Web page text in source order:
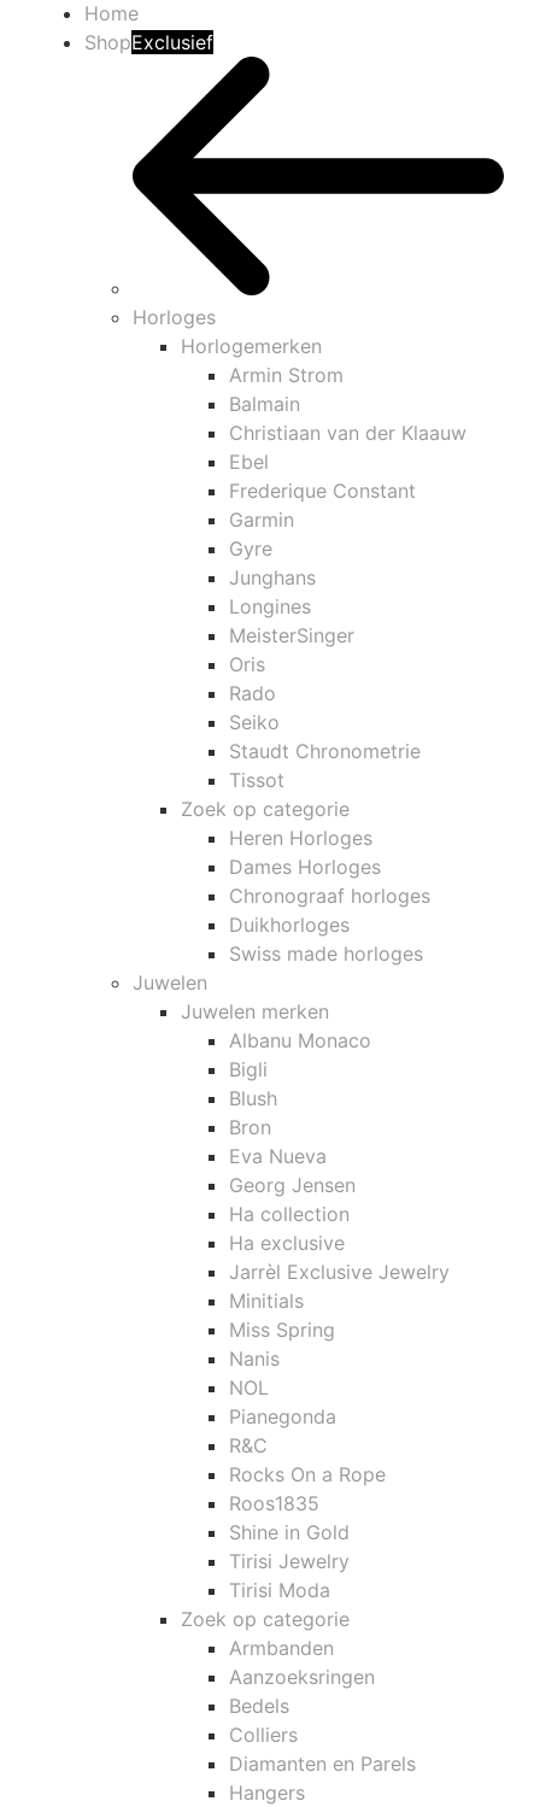
Home
ShopExclusief
Horloges
Horlogemerken
Armin Strom
Balmain
Christiaan van der Klaauw
Ebel
Frederique Constant
Garmin
Gyre
Junghans
Longines
MeisterSinger
Oris
Rado
Seiko
Staudt Chronometrie
Tissot
Zoek op categorie
Heren Horloges
Dames Horloges
Chronograaf horloges
Duikhorloges
Swiss made horloges
Juwelen
Juwelen merken
Albanu Monaco
Bigli
Blush
Bron
Eva Nueva
Georg Jensen
Ha collection
Ha exclusive
Jarrèl Exclusive Jewelry
Minitials
Miss Spring
Nanis
NOL
Pianegonda
R&C
Rocks On a Rope
Roos1835
Shine in Gold
Tirisi Jewelry
Tirisi Moda
Zoek op categorie
Armbanden
Aanzoeksringen
Bedels
Colliers
Diamanten en Parels
Hangers